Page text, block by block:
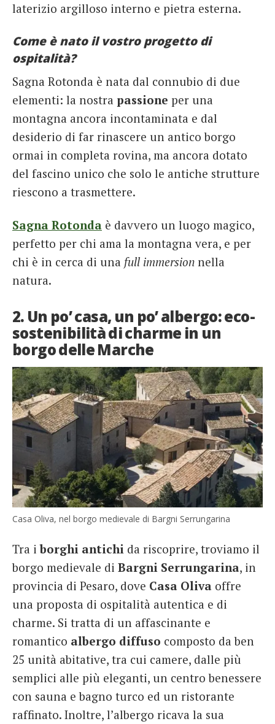
laterizio argilloso interno e pietra esterna.
Come è nato il vostro progetto di
ospitalità?
Sagna Rotonda è nata dal connubio di due
elementi: la nostra passione per una
montagna ancora incontaminata e dal
desiderio di far rinascere un antico borgo
ormai in completa rovina, ma ancora dotato
del fascino unico che solo le antiche strutture
riescono a trasmettere.
Sagna Rotonda è davvero un luogo magico,
perfetto per chi ama la montagna vera, e per
chi è in cerca di una full immersion nella
natura.
2. Un po’ casa, un po’ albergo: eco-
sostenibilità di charme in un
borgo delle Marche
Casa Oliva, nel borgo medievale di Bargni Serrungarina
Tra iborghi antichi da riscoprire, troviamo il
borgo medievale di Bargni Serrungarina, in
provincia di Pesaro, dove Casa Oliva offre
una proposta di ospitalità autentica e di
charme. Si tratta di un affascinante e
romantico albergo diffuso composto da ben
25 unità abitative, tra cui camere, dalle più
semplici alle più eleganti, un centro benessere
con sauna e bagno turco ed un ristorante
raffinato. Inoltre, l’albergo ricava la sua